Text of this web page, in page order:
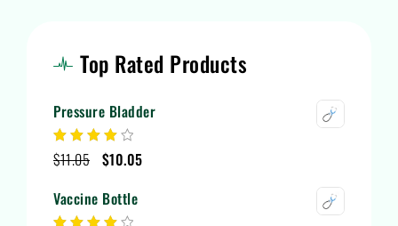
Top Rated Products
Pressure Bladder
Note 4.00
sur 5
$11.05 $10.05
Vaccine Bottle